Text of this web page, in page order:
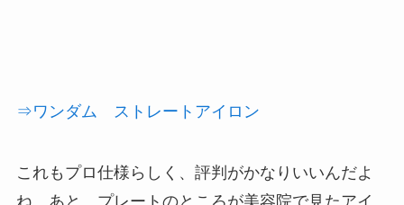
⇒ワンダム ストレートアイロン
これもプロ仕様らしく、評判がかなりいいんだよ
ね。あと、プレートのところが美容院で見たアイ